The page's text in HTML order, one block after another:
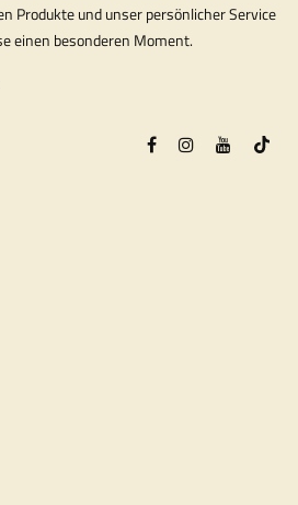
Produkte und unser persönlicher Service
einen besonderen Moment.